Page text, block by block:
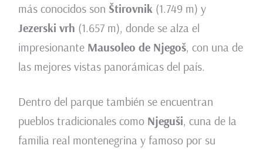
más conocidos son Štirovnik (1.749 m) y
Jezerski vrh (1.657 m), donde se alza el
impresionante Mausoleo de Njegoš, con una de
las mejores vistas panorámicas del país.
Dentro del parque también se encuentran
pueblos tradicionales como Njeguši, cuna de la
familia real montenegrina y famoso por su